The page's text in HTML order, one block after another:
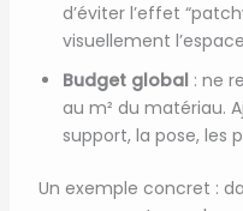
d’éviter l’effet
visuellement
Budget global: ne
au m² du matériau.
support, la pose, les
Un exemple concret :